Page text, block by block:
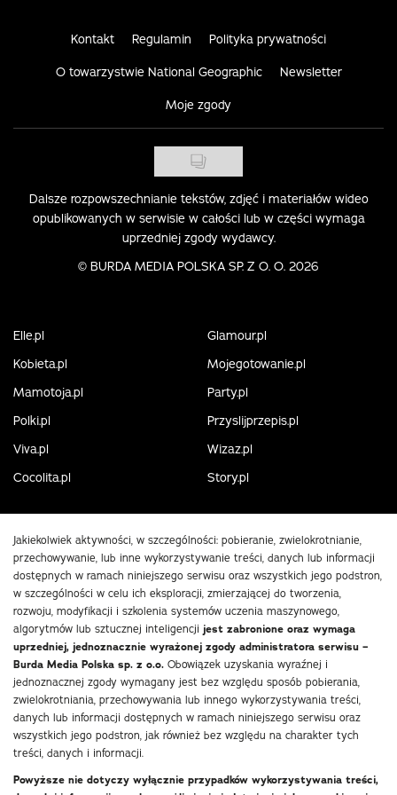
Kontakt Regulamin Polityka prywatności
O towarzystwie National Geographic Newsletter
Moje zgody
Dalsze rozpowszechnianie tekstów, zdjęć i materiałów wideo
opublikowanych w serwisie w całości lub w części wymaga
uprzedniej zgody wydawcy.
© BURDA MEDIA POLSKA SP. Z O. O. 2026
Elle.pl
Glamour.pl
Kobieta.pl
Mojegotowanie.pl
Mamotoja.pl
Party.pl
Polki.pl
Przyslijprzepis.pl
Viva.pl
Wizaz.pl
Cocolita.pl
Story.pl
Jakiekolwiek aktywności, w szczególności: pobieranie, zwielokrotnianie,
przechowywanie, lub inne wykorzystywanie treści, danych lub informacji
dostępnych w ramach niniejszego serwisu oraz wszystkich jego podstron,
w szczególności w celu ich eksploracji, zmierzającej do tworzenia,
rozwoju, modyfikacji i szkolenia systemów uczenia maszynowego,
algorytmów lub sztucznej inteligencji jest zabronione oraz wymaga
uprzedniej, jednoznacznie wyrażonej zgody administratora serwisu –
Burda Media Polska sp. z o.o. Obowiązek uzyskania wyraźnej i
jednoznacznej zgody wymagany jest bez względu sposób pobierania,
zwielokrotniania, przechowywania lub innego wykorzystywania treści,
danych lub informacji dostępnych w ramach niniejszego serwisu oraz
wszystkich jego podstron, jak również bez względu na charakter tych
treści, danych i informacji.
Powyższe nie dotyczy wyłącznie przypadków wykorzystywania treści,